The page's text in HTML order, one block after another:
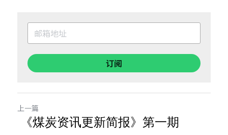
订阅
上一篇
《煤炭资讯更新简报》第一期